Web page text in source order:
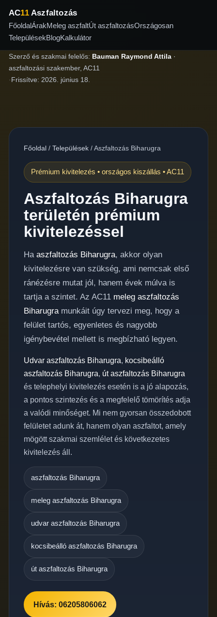
AC11Aszfaltozás
FőoldalÁrakMeleg aszfaltÚt aszfaltozásOrszágosan
TelepülésekBlogKalkulátor
Szerző és szakmai felelős: Bauman Raymond Attila·
aszfaltozási szakember, AC11
·Frissítve: 2026. június 18.
Főoldal/ Települések/Aszfaltozás Biharugra
Prémium kivitelezés • országos kiszállás • AC11
Aszfaltozás Biharugra
területén prémium
kivitelezéssel
Ha aszfaltozás Biharugra, akkor olyan
kivitelezésre van szükség, ami nemcsak első
ránézésre mutat jól, hanem évek múlva is
tartja a szintet. Az AC11 meleg aszfaltozás
Biharugramunkáit úgy tervezi meg, hogy a
felület tartós, egyenletes és nagyobb
igénybevétel mellett is megbízható legyen.
Udvar aszfaltozás Biharugra, kocsibeálló
aszfaltozás Biharugra, út aszfaltozás Biharugra
és telephelyi kivitelezés esetén is a jó alapozás,
a pontos szintezés és a megfelelő tömörítés adja
a valódi minőséget. Mi nem gyorsan összedobott
felületet adunk át, hanem olyan aszfaltot, amely
mögött szakmai szemlélet és következetes
kivitelezés áll.
aszfaltozás Biharugra
meleg aszfaltozás Biharugra
udvar aszfaltozás Biharugra
kocsibeálló aszfaltozás Biharugra
út aszfaltozás Biharugra
Hívás: 06205806062